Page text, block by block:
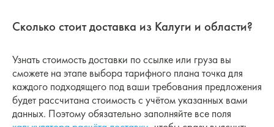
Сколько стоит доставка из Калуги и области?
Узнать стоимость доставки по ссылке или груза вы
сможете на этапе выбора тарифного плана точка для
каждого подходящего под ваши требования предложения
будет рассчитана стоимость с учётом указанных вами
данных. Поэтому обязательно заполняйте все поля